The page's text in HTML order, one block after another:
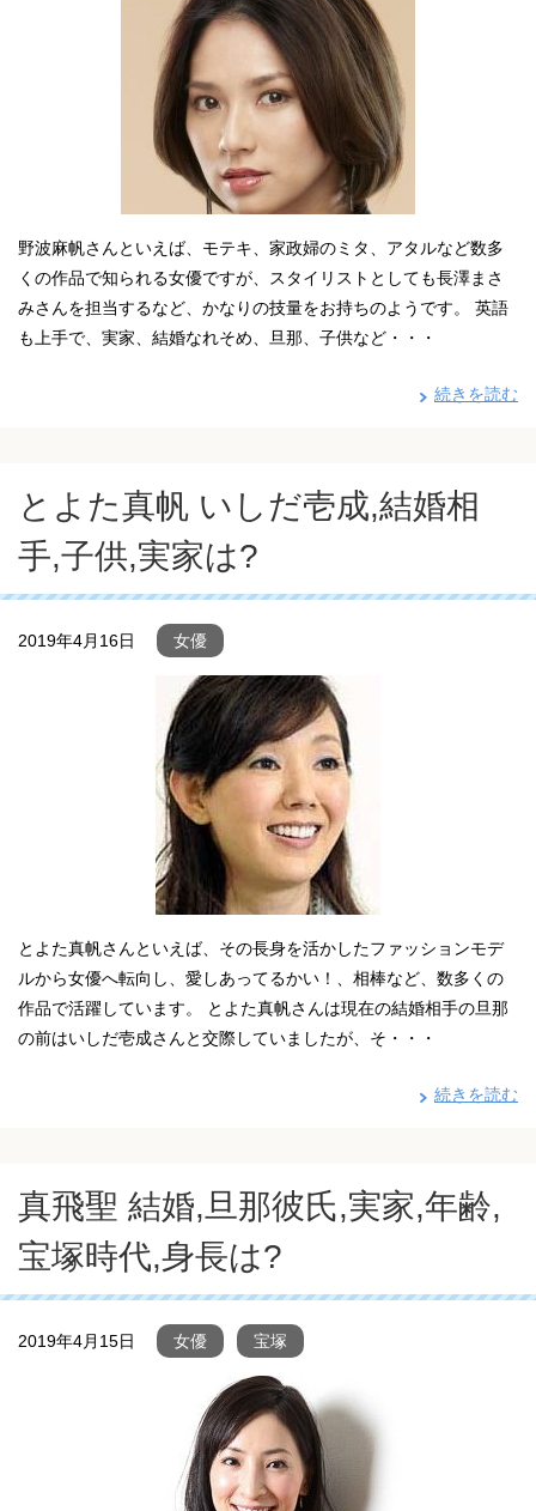
野波麻帆さんといえば、モテキ、家政婦のミタ、アタルなど数多
くの作品で知られる女優ですが、スタイリストとしても長澤まさ
みさんを担当するなど、かなりの技量をお持ちのようです。 英語
も上手で、実家、結婚なれそめ、旦那、子供など・・・
続きを読む
とよた真帆 いしだ壱成,結婚相
手,子供,実家は?
2019年4月16日 女優
とよた真帆さんといえば、その長身を活かしたファッションモデ
ルから女優へ転向し、愛しあってるかい！、相棒など、数多くの
作品で活躍しています。 とよた真帆さんは現在の結婚相手の旦那
の前はいしだ壱成さんと交際していましたが、そ・・・
続きを読む
真飛聖 結婚,旦那彼氏,実家,年齢,
宝塚時代,身長は?
2019年4月15日 女優 宝塚